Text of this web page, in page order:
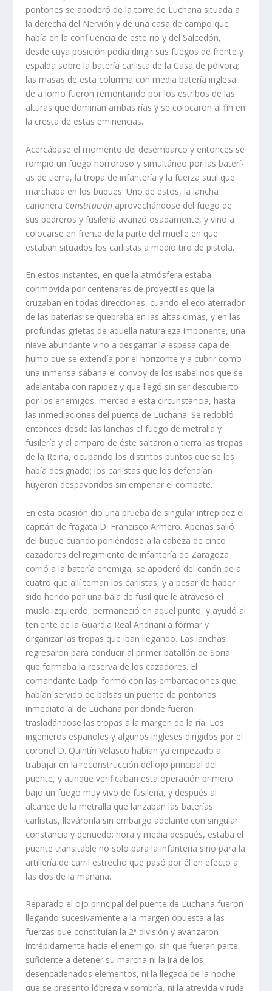
pontones se apoderó de la torre de Luchana situada a
la derecha del Nervión y de una casa de campo que
habí­a en la confluencia de este rio y del Salcedón,
desde cuya posición podí­a dirigir sus fuegos de frente y
espalda sobre la baterí­a carlista de la Casa de pólvora;
las masas de esta columna con media baterí­a inglesa
de a lomo fueron remontando por los estribos de las
alturas que dominan ambas rí­as y se colocaron al fin en
la cresta de estas eminencias.
Acercábase el momento del desembarco y entonces se
rompió un fuego horroroso y simultáneo por las baterí­
as de tierra, la tropa de infanterí­a y la fuerza sutil que
marchaba en los buques. Uno de estos, la lancha
cañonera Constitución aprovechándose del fuego de
sus pedreros y fusilerí­a avanzó osadamente, y vino a
colocarse en frente de la parte del muelle en que
estaban situados los carlistas a medio tiro de pistola.
En estos instantes, en que la atmósfera estaba
conmovida por centenares de proyectiles que la
cruzaban en todas direcciones, cuando el eco aterrador
de las baterí­as se quebraba en las altas cimas, y en las
profundas grietas de aquella naturaleza imponente, una
nieve abundante vino a desgarrar la espesa capa de
humo que se extendí­a por el horizonte y a cubrir como
una inmensa sábana el convoy de los isabelinos que se
adelantaba con rapidez y que llegó sin ser descubierto
por los enemigos, merced a esta circunstancia, hasta
las inmediaciones del puente de Luchana. Se redobló
entonces desde las lanchas el fuego de metralla y
fusilerí­a y al amparo de éste saltaron a tierra las tropas
de la Reina, ocupando los distintos puntos que se les
habí­a designado; los carlistas que los defendí­an
huyeron despavoridos sin empeñar el combate.
En esta ocasión dio una prueba de singular intrepidez el
capitán de fragata D. Francisco Arme­ro. Apenas salió
del buque cuando poniéndose a la cabeza de cinco
cazadores del regimiento de infanterí­a de Zaragoza
corrió a la baterí­a enemiga, se apoderó del cañón de a
cuatro que allí­ teman los carlistas, y a pesar de haber
sido herido por una bala de fusil que le atravesó el
muslo izquierdo, permaneció en aquel punto, y ayudó al
teniente de la Guardia Real Andriani a formar y
organizar las tropas que iban llegando. Las lanchas
regresaron para conducir al primer batallón de Soria
que formaba la reserva de los cazadores. El
comandante Ladpi formó con las embarcaciones que
habí­an servido de balsas un puente de pontones
inmediato al de Luchana por donde fueron
trasladándose las tropas a la margen de la rí­a. Los
ingenieros españoles y algunos ingleses dirigidos por el
coronel D. Quintí­n Velasco habí­an ya empezado a
trabajar en la reconstrucción del ojo principal del
puente, y aunque verificaban esta operación primero
bajo un fuego muy vivo de fusilerí­a, y después al
alcance de la metralla que lanzaban las baterí­as
carlistas, lleváronla sin embargo adelante con singu­lar
constancia y denuedo: hora y media después, estaba el
puente transitable no solo para la infante­rí­a sino para la
artillerí­a de carril estrecho que pasó por él en efecto a
las dos de la mañana.
Reparado el ojo principal del puente de Luchana fueron
llegando sucesivamente a la margen opuesta a las
fuerzas que constituí­an la 2ª división y avanzaron
intrépidamente hacia el enemigo, sin que fueran parte
suficiente a detener su marcha ni la ira de los
desencadenados elementos, ni la llegada de la noche
que se presento lóbrega y sombrí­a, ni la atrevida y ruda